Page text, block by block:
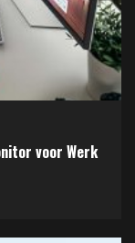
voor Werk